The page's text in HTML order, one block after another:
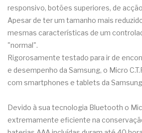
responsivo, botões superiores, de
Apesar de ter um tamanho mais
mesmas características de um
"normal".
Rigorosamente testado para ir de
e desempenho da Samsung, o Micro
com smartphones e tablets da
Devido à sua tecnologia Bluetooth o
extremamente eficiente na